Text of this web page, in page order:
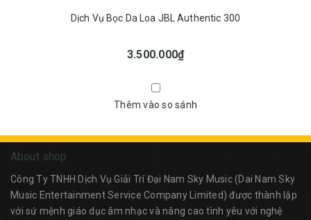
Dịch Vụ Bọc Da Loa JBL Authentic 300
3.500.000₫
Thêm vào so sánh
About shop
Công Ty TNHH Dịch Vụ Giải Trí Đại Nam Sky Music (Dai Nam Sky
Music Entertainment Service Company Limited) được thành lập
với sứ mệnh giáo dục âm nhạc và nâng cao tình yêu với nghệ